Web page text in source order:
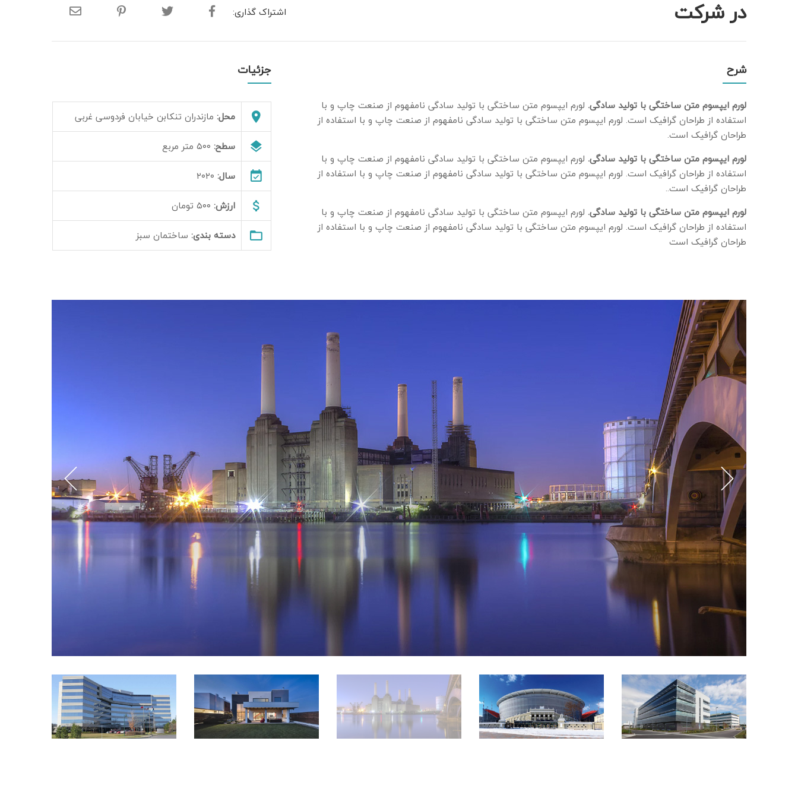
در شرکت اشتراک گذاری:
شرح
لورم ایپسوم متن ساختگی با تولید سادگی. لورم ایپسوم متن ساختگی با تولید سادگی نامفهوم از صنعت چاپ و با
استفاده از طراحان گرافیک است. لورم ایپسوم متن ساختگی با تولید سادگی نامفهوم از صنعت چاپ و با استفاده از
طراحان گرافیک است.
لورم ایپسوم متن ساختگی با تولید سادگی. لورم ایپسوم متن ساختگی با تولید سادگی نامفهوم از صنعت چاپ و با
استفاده از طراحان گرافیک است. لورم ایپسوم متن ساختگی با تولید سادگی نامفهوم از صنعت چاپ و با استفاده از
طراحان گرافیک است..
لورم ایپسوم متن ساختگی با تولید سادگی. لورم ایپسوم متن ساختگی با تولید سادگی نامفهوم از صنعت چاپ و با
استفاده از طراحان گرافیک است. لورم ایپسوم متن ساختگی با تولید سادگی نامفهوم از صنعت چاپ و با استفاده از
طراحان گرافیک است
جزئیات
محل: مازندران تنکابن خیابان فردوسی غربی
سطح: ۵۰۰ متر مربع
سال: ۲۰۲۰
ارزش: ۵۰۰ تومان
دسته بندی: ساختمان سبز